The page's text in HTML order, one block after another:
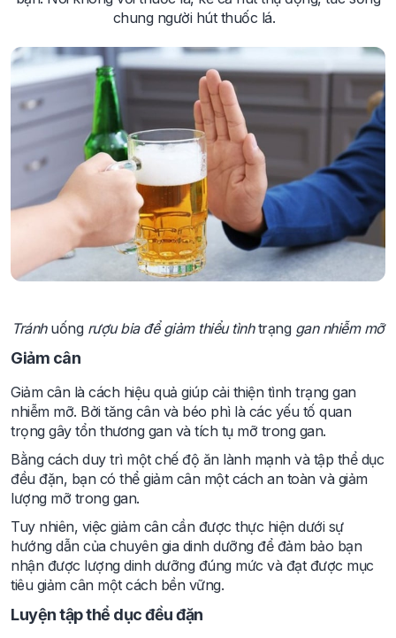
chung người hút thuốc lá.
Tránh uốngrượu bia để giảm thiểu tìnhtrạnggan nhiễm mỡ
Giảm cân
Giảm cân là cách hiệu quả giúp cải thiện tình trạng gan
nhiễm mỡ. Bởi tăng cân và béo phì là các yếu tố quan
trọng gây tổn thương gan và tích tụ mỡ trong gan.
Bằng cách duy trì một chế độ ăn lành mạnh và tập thể dục
đều đặn, bạn có thể giảm cân một cách an toàn và giảm
lượng mỡ trong gan.
Tuy nhiên, việc giảm cân cần được thực hiện dưới sự
hướng dẫn của chuyên gia dinh dưỡng để đảm bảo bạn
nhận được lượng dinh dưỡng đúng mức và đạt được mục
tiêu giảm cân một cách bền vững.
Luyện tập thể dục đều đặn